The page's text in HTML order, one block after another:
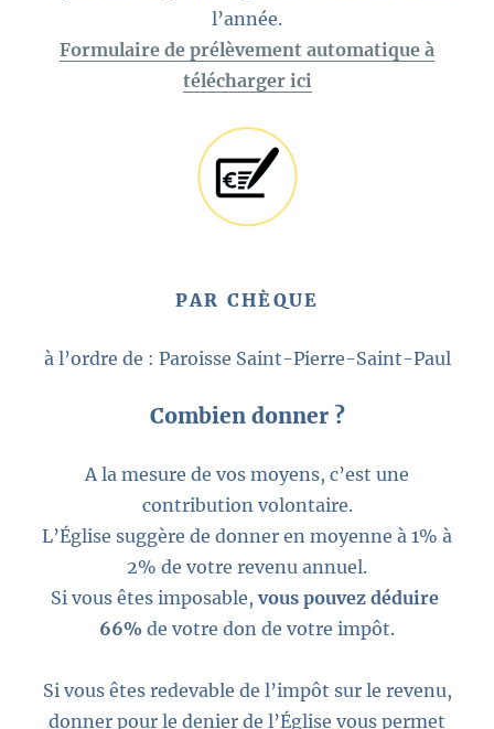
l’année.
Formulaire de prélèvement automatique à
télécharger ici
PAR CHÈQUE
à l’ordre de : Paroisse Saint-Pierre-Saint-Paul
Combien donner ?
A la mesure de vos moyens, c’est une
contribution volontaire.
L’Église suggère de donner en moyenne à 1% à
2% de votre revenu annuel.
Si vous êtes imposable, vous pouvez déduire
66% de votre don de votre impôt.
Si vous êtes redevable de l’impôt sur le revenu,
donner pour le denier de l’Église vous permet